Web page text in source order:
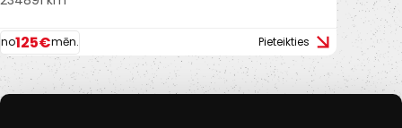
no125€mēn. Pieteikties